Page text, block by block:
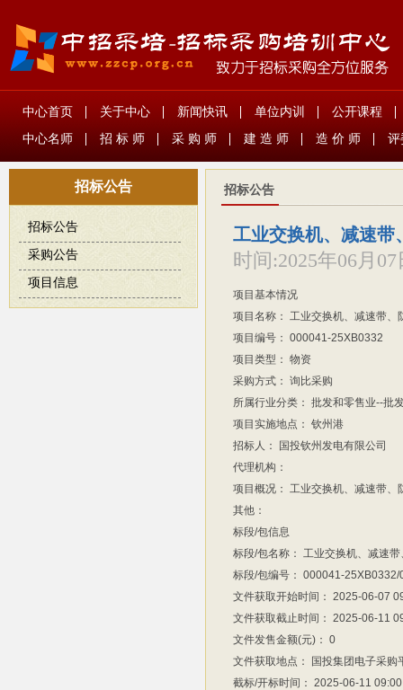
中心首页 关于中心 新闻快讯 单位内训
公开课程
中心名师
招 标 师 采 购 师 建 造 师 造 价 师 评
招标公告
招标公告
采购公告
项目信息
招标公告
工业交换机、减速带
时间:2025年06月07
项目基本情况
项目名称： 工业交换机、减速带、
项目编号： 000041-25XB0332
项目类型： 物资
采购方式： 询比采购
所属行业分类： 批发和零售业--批
项目实施地点： 钦州港
招标人：
国投钦州发电有限公司
代理机构：
项目概况： 工业交换机、减速带、
其他：
标段/包信息
标段/包名称： 工业交换机、减速
标段/包编号： 000041-25XB0332/
文件获取开始时间： 2025-06-07
文件获取截止时间： 2025-06-11
文件发售金额(元)： 0
文件获取地点：
国投集团电子采购
截标/开标时间： 2025-06-11 09:00